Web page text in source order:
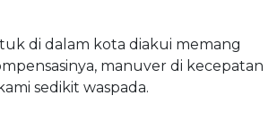
di dalam kota diakui memang
manuver di kecepatan
sedikit waspada.